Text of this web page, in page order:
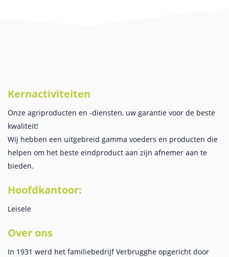
Kernactiviteiten
Onze agriproducten en -diensten, uw garantie voor de beste
kwaliteit!
Wij hebben een uitgebreid gamma voeders en producten die
helpen om het beste eindproduct aan zijn afnemer aan te
bieden.
Hoofdkantoor:
Leisele
Over ons
In 1931 werd het familiebedrijf Verbrugghe opgericht door